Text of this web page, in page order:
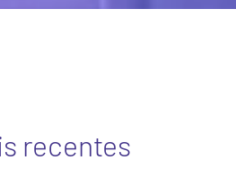
recentes